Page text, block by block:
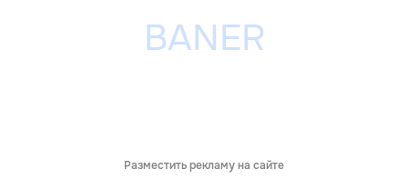
Разместить рекламу на сайте